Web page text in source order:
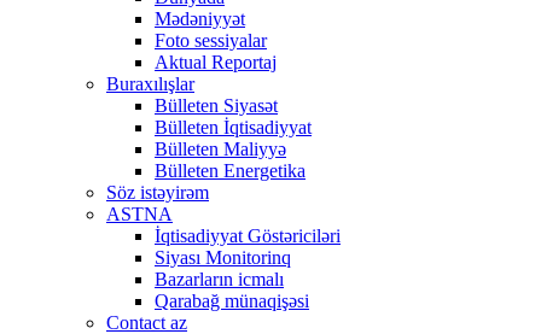
Mədəniyyət
Foto sessiyalar
Aktual Reportaj
Buraxılışlar
Bülleten Siyasət
Bülleten İqtisadiyyat
Bülleten Maliyyə
Bülleten Energetika
Söz istəyirəm
ASTNA
İqtisadiyyat Göstəriciləri
Siyası Monitorinq
Bazarların icmalı
Qarabağ münaqişəsi
Contact az